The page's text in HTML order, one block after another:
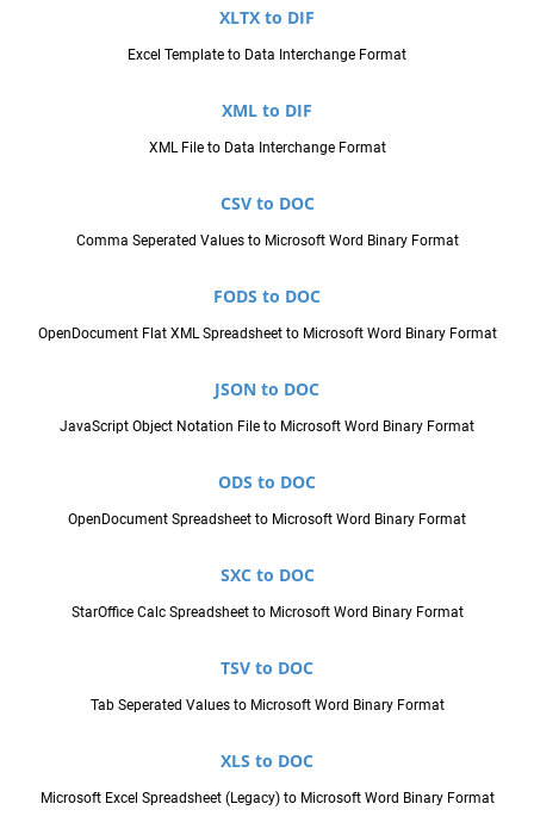
XLTX to DIF
Excel Template to Data Interchange Format
XML to DIF
XML File to Data Interchange Format
CSV to DOC
Comma Seperated Values to Microsoft Word Binary Format
FODS to DOC
OpenDocument Flat XML Spreadsheet to Microsoft Word Binary Format
JSON to DOC
JavaScript Object Notation File to Microsoft Word Binary Format
ODS to DOC
OpenDocument Spreadsheet to Microsoft Word Binary Format
SXC to DOC
StarOffice Calc Spreadsheet to Microsoft Word Binary Format
TSV to DOC
Tab Seperated Values to Microsoft Word Binary Format
XLS to DOC
Microsoft Excel Spreadsheet (Legacy) to Microsoft Word Binary Format